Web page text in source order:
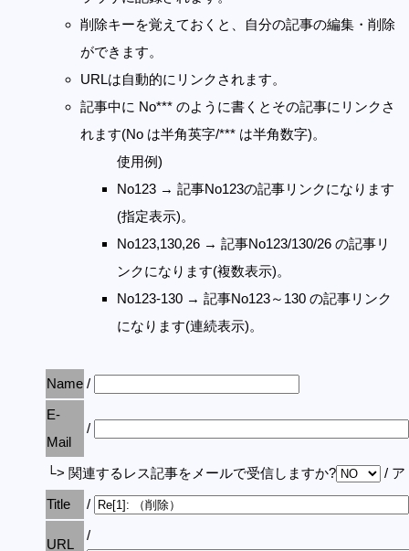
削除キーを覚えておくと、自分の記事の編集・削除
ができます。
URLは自動的にリンクされます。
記事中に No*** のように書くとその記事にリンクさ
れます(No は半角英字/*** は半角数字)。
使用例)
No123 → 記事No123の記事リンクになります
(指定表示)。
No123,130,26 → 記事No123/130/26 の記事リ
ンクになります(複数表示)。
No123-130 → 記事No123～130 の記事リンク
になります(連続表示)。
Name /
E-
Mail
/
└> 関連するレス記事をメールで受信しますか?
/ ア
Title
/
URL
/